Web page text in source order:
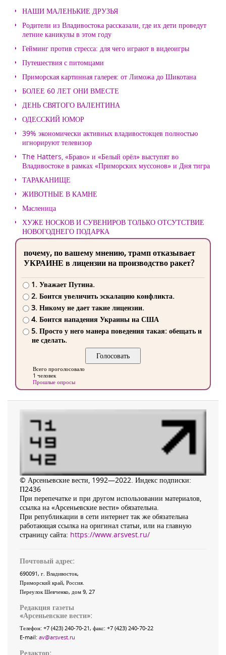
НАШИ МАЛЕНЬКИЕ ДРУЗЬЯ
Родители из Владивостока рассказали, где их дети проведут
летние каникулы в этом году
Гейминг против стресса: для чего играют в видеоигры
Путешествия с питомцами
Приморская картинная галерея: от Лиможа до Шикотана
БОЛЕЕ 60 ЛЕТ ОНИ ВМЕСТЕ
ДЕНЬ СВЯТОГО ВАЛЕНТИНА
ОДЕССКИЙ ЮМОР
39% экономически активных владивостокцев полностью
игнорируют телевизор
The Hatters, «Браво» и «Белый орёл» выступят во
Владивостоке в рамках «Приморских муссонов» и Дня тигра
ТАРАКАНИЩЕ
ЖИВОТНЫЕ В КАМНЕ
Масленица
ХУЖЕ НОСКОВ И СУВЕНИРОВ ТОЛЬКО ОТСУТСТВИЕ
НОВОГОДНЕГО ПОДАРКА
почему, по вашему мнению, трамп отказывает
УКРАИНЕ в лицензии на производство ракет?
1. Уважает Путина.
2. Боится увеличить эскалацию конфликта.
3. Никому не дает такие лицензии.
4. Боится нападения Украины на США
5. Просто у него манера поведения такая: обещать и
не сделать.
Всего проголосовало
1 человек
Прошлые опросы
© Арсеньевские вести, 1992—2022. Индекс подписки:
П2436
При перепечатке и при другом использовании материалов,
ссылка на «Арсеньевские вести» обязательна.
При републикации в сети интернет так же обязательна
работающая ссылка на оригинал статьи, или на главную
страницу сайта: https://www.arsvest.ru/
Почтовый адрес:
690091, г. Владивосток,
Приморский край, Россия
Переулок Шевченко, дом 9, 27
Редакция газеты
«Арсеньевские вести»:
Телефон: +7 (423) 240-70-21, факс: +7 (423) 240-70-22
E-mail: av@arsvest.ru
Редактор: